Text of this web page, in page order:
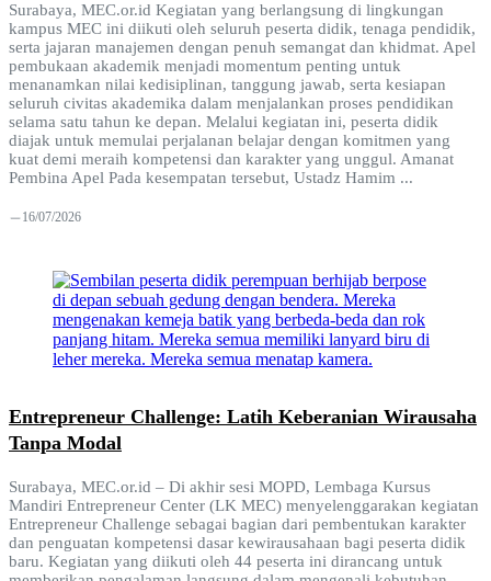
Surabaya, MEC.or.id Kegiatan yang berlangsung di lingkungan
kampus MEC ini diikuti oleh seluruh peserta didik, tenaga pendidik,
serta jajaran manajemen dengan penuh semangat dan khidmat. Apel
pembukaan akademik menjadi momentum penting untuk
menanamkan nilai kedisiplinan, tanggung jawab, serta kesiapan
seluruh civitas akademika dalam menjalankan proses pendidikan
selama satu tahun ke depan. Melalui kegiatan ini, peserta didik
diajak untuk memulai perjalanan belajar dengan komitmen yang
kuat demi meraih kompetensi dan karakter yang unggul. Amanat
Pembina Apel Pada kesempatan tersebut, Ustadz Hamim ...
16/07/2026
Entrepreneur Challenge: Latih Keberanian Wirausaha
Tanpa Modal
Surabaya, MEC.or.id – Di akhir sesi MOPD, Lembaga Kursus
Mandiri Entrepreneur Center (LK MEC) menyelenggarakan kegiatan
Entrepreneur Challenge sebagai bagian dari pembentukan karakter
dan penguatan kompetensi dasar kewirausahaan bagi peserta didik
baru. Kegiatan yang diikuti oleh 44 peserta ini dirancang untuk